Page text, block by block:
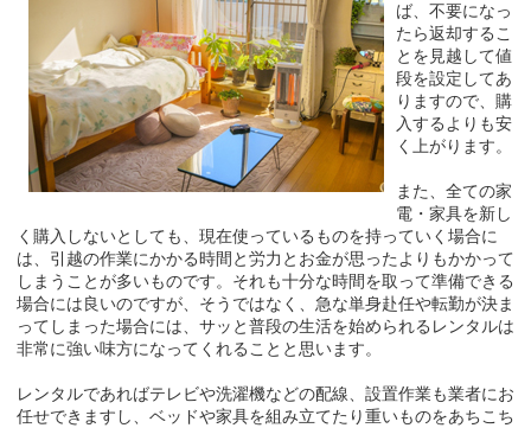
ば、不要になっ
たら返却するこ
とを見越して値
段を設定してあ
りますので、購
入するよりも安
く上がります。
また、全ての家
電・家具を新し
く購入しないとしても、現在使っているものを持っていく場合に
は、引越の作業にかかる時間と労力とお金が思ったよりもかかって
しまうことが多いものです。それも十分な時間を取って準備できる
場合には良いのですが、そうではなく、急な単身赴任や転勤が決ま
ってしまった場合には、サッと普段の生活を始められるレンタルは
非常に強い味方になってくれることと思います。
レンタルであればテレビや洗濯機などの配線、設置作業も業者にお
任せできますし、ベッドや家具を組み立てたり重いものをあちこち